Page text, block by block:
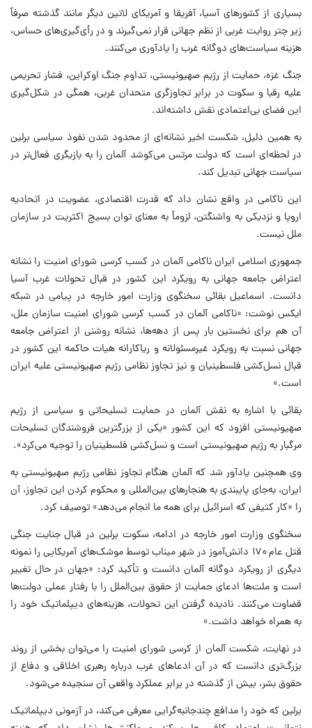
بسیاری از کشورهای آسیا، آفریقا و آمریکای لاتین دیگر مانند گذشته صرفاً
زیر چتر روایت غربی از نظم جهانی قرار نمی‌گیرند و در رأی‌گیری‌های حساس،
هزینه سیاست‌های دوگانه غرب را یادآوری می‌کنند.
جنگ غزه، حمایت از رژیم صهیونیستی، تداوم جنگ اوکراین، فشار تحریمی
علیه رقبا و سکوت در برابر تجاوزگری متحدان غربی، همگی در شکل‌گیری
این فضای بی‌اعتمادی نقش داشته‌اند.
به همین دلیل، شکست اخیر نشانه‌ای از محدود شدن نفوذ سیاسی برلین
در لحظه‌ای است که دولت مرتس می‌کوشد آلمان را به بازیگری فعال‌تر در
سیاست جهانی تبدیل کند.
این ناکامی در واقع نشان داد که قدرت اقتصادی، عضویت در اتحادیه
اروپا و نزدیکی به واشنگتن، لزوماً به معنای توان بسیج اکثریت در سازمان
ملل نیست.
جمهوری اسلامی ایران ناکامی آلمان در کسب کرسی شورای امنیت را نشانه
اعتراض جامعه جهانی به رویکرد این کشور در قبال تحولات غرب آسیا
دانست. اسماعیل بقائی سخنگوی وزارت امور خارجه در پیامی در شبکه
ایکس نوشت: «ناکامی آلمان در کسب کرسی شورای امنیت سازمان ملل،
آن هم برای نخستین بار پس از دهه‌ها، نشانه روشنی از اعتراض جامعه
جهانی نسبت به رویکرد غیرمسئولانه و ریاکارانه هیات حاکمه این کشور در
قبال نسل‌کشی فلسطینیان و نیز تجاوز نظامی رژیم صهیونیستی علیه ایران
است.»
بقائی با اشاره به نقش آلمان در حمایت تسلیحاتی و سیاسی از رژیم
صهیونیستی افزود که این کشور «یکی از بزرگترین فروشندگان تسلیحات
مرگبار به رژیم صهیونیستی است و نسل‌کشی فلسطینیان را توجیه می‌کرد».
وی همچنین یادآور شد که آلمان هنگام تجاوز نظامی رژیم صهیونیستی به
ایران، به‌جای پایبندی به هنجارهای بین‌المللی و محکوم کردن این تجاوز، آن
را «کار کثیفی که اسرائیل برای همه ما انجام می‌دهد» توصیف کرد.
سخنگوی وزارت امور خارجه در ادامه، سکوت برلین در قبال جنایت جنگی
قتل عام ۱۷۰ دانش‌آموز در شهر میناب توسط موشک‌های آمریکایی را نمونه
دیگری از رویکرد دوگانه آلمان دانست و تأکید کرد: «جهان در حال تغییر
است و ملت‌ها ادعای حمایت از حقوق بین‌الملل را با رفتار عملی دولت‌ها
قضاوت می‌کنند. نادیده گرفتن این تحولات، هزینه‌های دیپلماتیک خود را
به همراه خواهد داشت.»
در نهایت، شکست آلمان از کرسی شورای امنیت را می‌توان بخشی از روند
بزرگ‌تری دانست که در آن ادعاهای غرب درباره رهبری اخلاقی و دفاع از
حقوق بشر، بیش از گذشته در برابر عملکرد واقعی آن سنجیده می‌شود.
برلین که خود را مدافع چندجانبه‌گرایی معرفی می‌کند، در آزمونی دیپلماتیک